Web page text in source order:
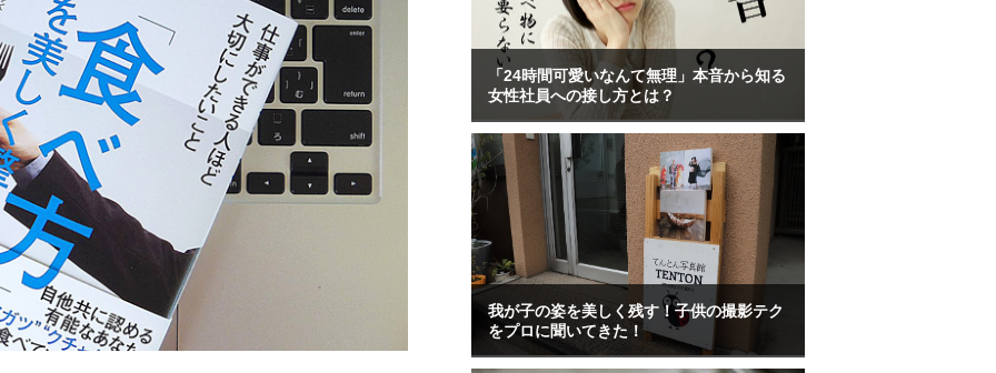
「24時間可愛いなんて無理」本音から知る
女性社員への接し方とは？
我が子の姿を美しく残す！子供の撮影テク
をプロに聞いてきた！